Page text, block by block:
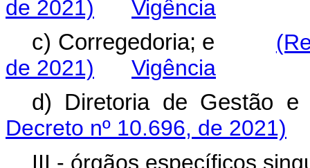
de 2021)
Vigência
c) Corregedoria; e
de 2021)
Vigência
d) Diretoria de
Decreto nº 10.696, de 2021)
III - órgãos específicos